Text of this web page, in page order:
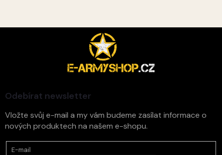
Odebírat newsletter
Vložte svůj e-mail a my vám budeme zasílat informace o
nových produktech na našem e-shopu.
E-mail